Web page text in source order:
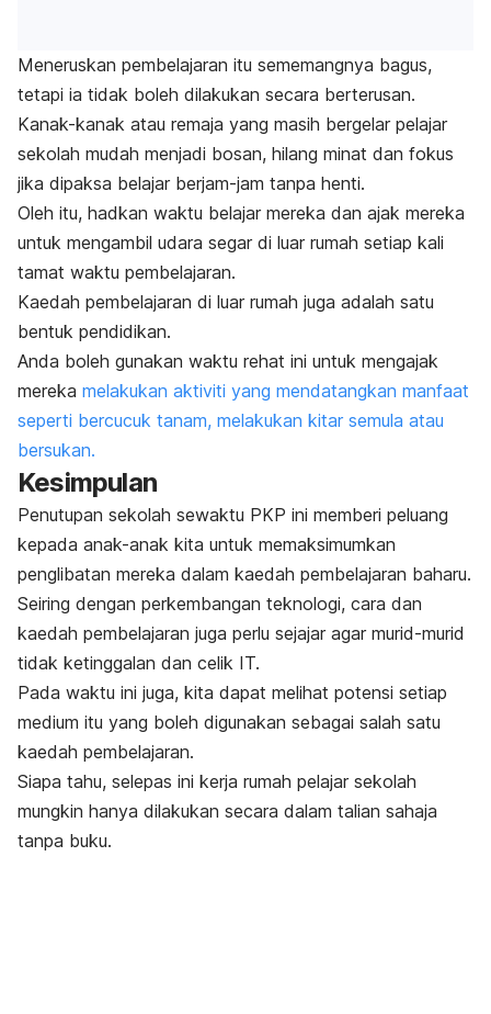
Meneruskan pembelajaran itu sememangnya bagus,
tetapi ia tidak boleh dilakukan secara berterusan.
Kanak-kanak atau remaja yang masih bergelar pelajar
sekolah mudah menjadi bosan, hilang minat dan fokus
jika dipaksa belajar berjam-jam tanpa henti.
Oleh itu, hadkan waktu belajar mereka dan ajak mereka
untuk mengambil udara segar di luar rumah setiap kali
tamat waktu pembelajaran.
Kaedah pembelajaran di luar rumah juga adalah satu
bentuk pendidikan.
Anda boleh gunakan waktu rehat ini untuk mengajak
mereka melakukan aktiviti yang mendatangkan manfaat
seperti bercucuk tanam, melakukan kitar semula atau
bersukan.
Kesimpulan
Penutupan sekolah sewaktu PKP ini memberi peluang
kepada anak-anak kita untuk memaksimumkan
penglibatan mereka dalam kaedah pembelajaran baharu.
Seiring dengan perkembangan teknologi, cara dan
kaedah pembelajaran juga perlu sejajar agar murid-murid
tidak ketinggalan dan celik IT.
Pada waktu ini juga, kita dapat melihat potensi setiap
medium itu yang boleh digunakan sebagai salah satu
kaedah pembelajaran.
Siapa tahu, selepas ini kerja rumah pelajar sekolah
mungkin hanya dilakukan secara dalam talian sahaja
tanpa buku.